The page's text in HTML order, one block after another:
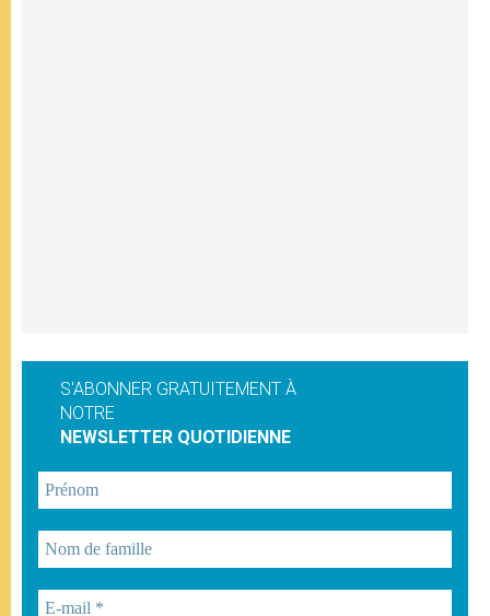
S'ABONNER GRATUITEMENT À
NOTRE
NEWSLETTER QUOTIDIENNE